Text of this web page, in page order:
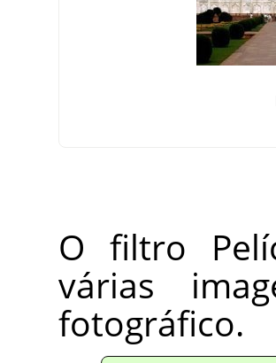
O filtro
várias
fotográfico.